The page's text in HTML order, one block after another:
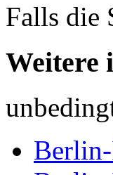
Falls die
Weitere